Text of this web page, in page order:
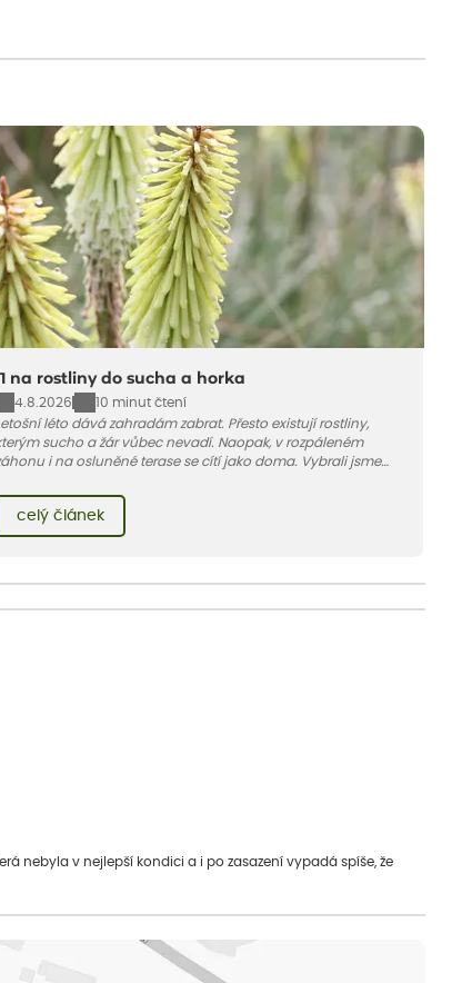
na rostliny do sucha a horka
4.8.2026
10 minut čtení
léto dává zahradám zabrat. Přesto existují rostliny,
sucho a žár vůbec nevadí. Naopak, v rozpáleném
i na osluněné terase se cítí jako doma. Vybrali jsme
bez pravidelné zálivky. Pojďme se podívat, které to jsou.
celý článek
nebyla v nejlepší kondici a i po zasazení vypadá spíše, že